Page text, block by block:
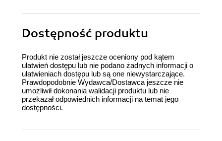
Dostępność produktu
Produkt nie został jeszcze oceniony pod kątem
ułatwień dostępu lub nie podano żadnych informacji o
ułatwieniach dostępu lub są one niewystarczające.
Prawdopodobnie Wydawca/Dostawca jeszcze nie
umożliwił dokonania walidacji produktu lub nie
przekazał odpowiednich informacji na temat jego
dostępności.